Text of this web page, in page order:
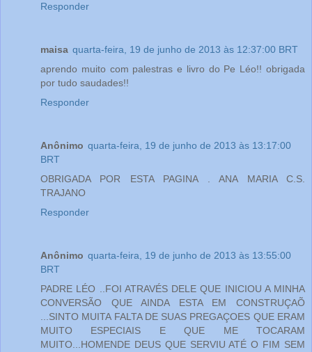
Responder
maisa quarta-feira, 19 de junho de 2013 às 12:37:00 BRT
aprendo muito com palestras e livro do Pe Léo!! obrigada
por tudo saudades!!
Responder
Anônimo quarta-feira, 19 de junho de 2013 às 13:17:00
BRT
OBRIGADA POR ESTA PAGINA . ANA MARIA C.S.
TRAJANO
Responder
Anônimo quarta-feira, 19 de junho de 2013 às 13:55:00
BRT
PADRE LÉO ..FOI ATRAVÉS DELE QUE INICIOU A MINHA
CONVERSÃO QUE AINDA ESTA EM CONSTRUÇAÕ
...SINTO MUITA FALTA DE SUAS PREGAÇOES QUE ERAM
MUITO ESPECIAIS E QUE ME TOCARAM
MUITO...HOMENDE DEUS QUE SERVIU ATÉ O FIM SEM